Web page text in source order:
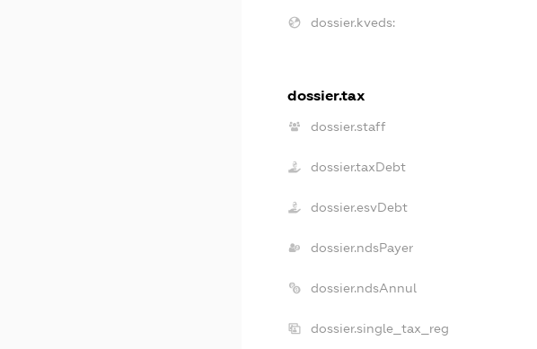
dossier.kveds:
dossier.tax
dossier.staff
dossier.taxDebt
dossier.esvDebt
dossier.ndsPayer
dossier.ndsAnnul
dossier.single_tax_reg